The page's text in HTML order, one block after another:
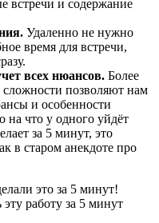
встречи и содержание
Удаленно не нужно
время для встречи,
всех нюансов. Более
позволяют нам
и особенности
что у одного уйдёт
за 5 минут, это
в старом анекдоте про
это за 5 минут!
работу за 5 минут